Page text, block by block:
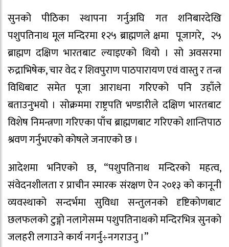
सुनको पीठिका स्थापना गर्नुअघि गत शनिबारदेखि
पशुपतिनाथ मूल मन्दिरमा १२५ ब्राह्मणले क्षमा पूजागरे, २५
ब्राह्मण दक्षिण भारतबाट ल्याइएको थियो । सो अवसरमा
रुद्राभिषेक, चार वेद र शिवपुराण पाठपारायण एवं वास्तु र तन्त्र
विधिबाट समेत पूजा आराधना गरिएको पनि उहाँले
बताउनुभयो । सोक्रममा राष्ट्रपति भण्डारीले दक्षिण भारतबाट
विशेष निमन्त्रणा गरिएका पाँच ब्राह्मणबाट गरिएको शान्तिपाठ
श्रवण गर्नुभएको कोषले जनाएको छ ।
आदेशमा भनिएको छ, “पशुपतिनाथ मन्दिरको महत्व,
संवेदनशीलता र प्राचीन स्मारक संरक्षण ऐन २०१३ को कानूनी
व्यवस्थाको सन्दर्भमा सुविधा सन्तुलनको दृष्टिकोणबाट
छलफलको टुङ्गो नलागेसम्म पशुपतिनाथको मन्दिरभित्र सुनको
जलहरी लगाउने कार्य नगर्नु÷नगराउनु ।”